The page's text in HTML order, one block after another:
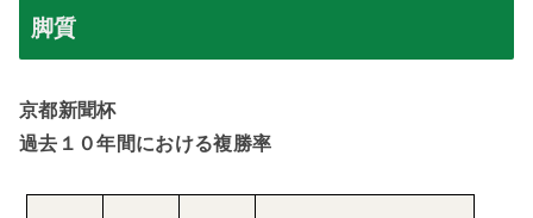
脚質
京都新聞杯
過去１０年間における複勝率